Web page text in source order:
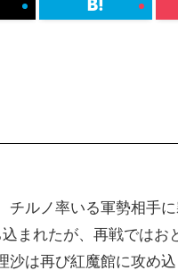
ルノ率いる軍勢相手
まれたが、再戦ではお
沙は再び紅魔館に攻め